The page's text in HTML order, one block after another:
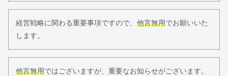
経営戦略に関わる重要事項ですので、 他言無用でお願いいた
します。
他言無用ではございますが、重要なお知らせがございます。